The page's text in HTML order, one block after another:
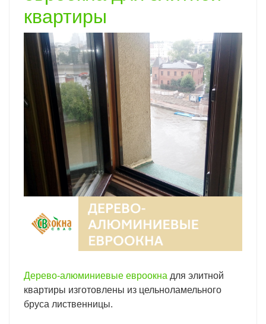
квартиры
Дерево-алюминиевые евроокна для элитной
квартиры изготовлены из цельноламельного
бруса лиственницы.